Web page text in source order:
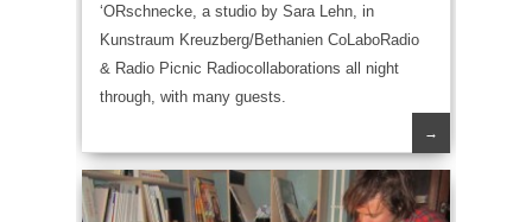
‘ORschnecke, a studio by Sara Lehn, in
Kunstraum Kreuzberg/Bethanien CoLaboRadio
& Radio Picnic Radiocollaborations all night
through, with many guests.
→